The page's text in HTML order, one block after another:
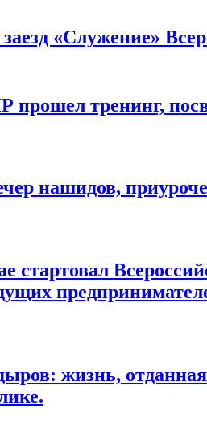
«Служение»
тренинг,
нашидов,
стартовал
жизнь,